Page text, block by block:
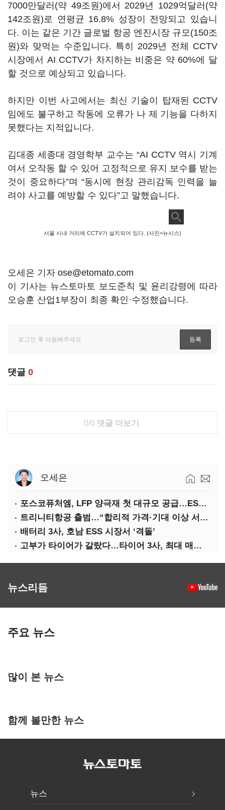
7000만달러(약 49조원)에서 2029년 1029억달러(약
142조원)로 연평균 16.8% 성장이 전망되고 있습니
다. 이는 같은 기간 글로벌 항공 엔진시장 규모(150조
원)와 맞먹는 수준입니다. 특히 2029년 전체 CCTV
시장에서 AI CCTV가 차지하는 비중은 약 60%에 달
할 것으로 예상되고 있습니다.
하지만 이번 사고에서는 최신 기술이 탑재된 CCTV
임에도 불구하고 작동에 오류가 나 제 기능을 다하지
못했다는 지적입니다.
김대종 세종대 경영학부 교수는 “AI CCTV 역시 기계
여서 오작동 할 수 있어 고정적으로 유지 보수를 받는
것이 중요하다”며 “동시에 현장 관리감독 인력을 늘
려야 사고를 예방할 수 있다”고 말했습니다.
서울 시내 거리에 CCTV가 설치되어 있다. (사진=뉴시스)
오세은 기자 ose@etomato.com
이 기사는 뉴스토마토 보도준칙 및 윤리강령에 따라
오승훈 산업1부장이 최종 확인·수정했습니다.
댓글 0
0/0 댓글 더보기
오세은
포스코퓨처엠, LFP 양극재 첫 대규모 공급…ESS 시장 공략
트리니티항공 출범…“합리적 가격·기대 이상 서비스로 승부”
배터리 3사, 호남 ESS 시장서 ‘격돌’
고부가 타이어가 갈랐다…타이어 3사, 최대 매출에도 영업익 희비
뉴스리듬
주요 뉴스
많이 본 뉴스
함께 볼만한 뉴스
뉴스